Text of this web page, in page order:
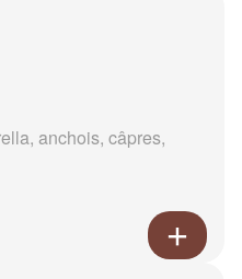
anchois, câpres,